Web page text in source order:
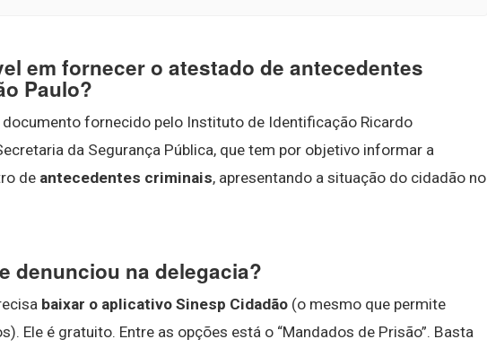
em fornecer o atestado de antecedentes
Paulo?
documento fornecido pelo Instituto de Identificação Ricardo
da Segurança Pública, que tem por objetivo informar a
de antecedentes criminais, apresentando a situação do cidadão no
denunciou na delegacia?
baixar o aplicativo Sinesp Cidadão (o mesmo que permite
Ele é gratuito. Entre as opções está o “Mandados de Prisão”. Basta